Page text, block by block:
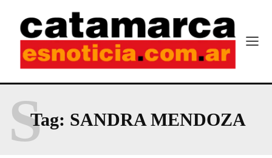
Tag: SANDRA MENDOZA
S